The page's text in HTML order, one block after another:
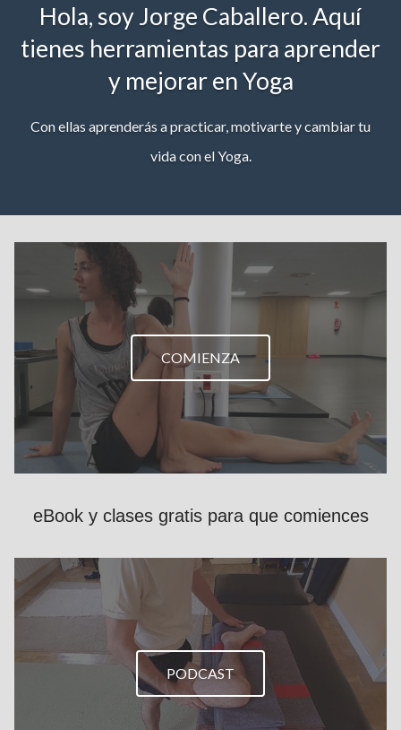
Hola, soy Jorge Caballero. Aquí
tienes herramientas para aprender
y mejorar en Yoga
Con ellas aprenderás a practicar, motivarte y cambiar tu
vida con el Yoga.
COMIENZA
eBook y clases gratis para que comiences
PODCAST